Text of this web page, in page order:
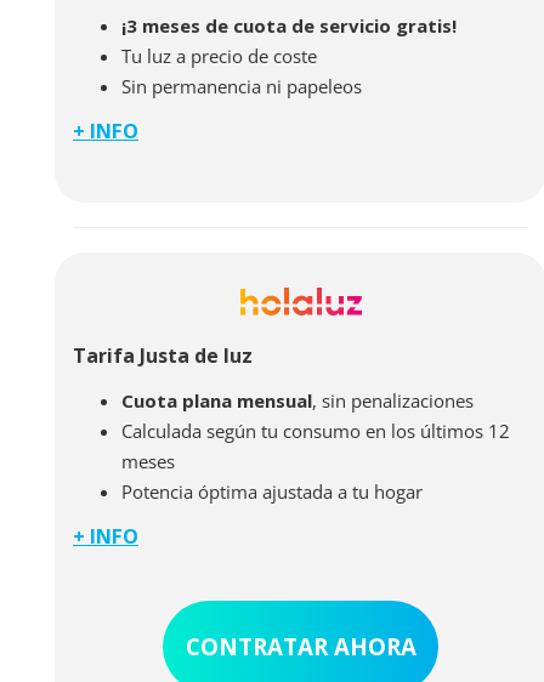
¡3 meses de cuota de servicio gratis!
Tu luz a precio de coste
Sin permanencia ni papeleos
Con Lucera pagarás siempre el precio mínimo del
máximo ahorro en tu factura.
+ INFO
Tarifa Justa de luz
Cuota plana mensual, sin penalizaciones
Calculada según tu consumo en los últimos 12
meses
Potencia óptima ajustada a tu hogar
La Tarifa Justa te permitirá contar con una tarifa plana
horarios para tu consumo de energía. La tecnología de
Holaluz permite calcular la mejor cuota para tu caso,
en base a tus hábitos de consumo. Podrás programar
+ INFO
CONTRATAR AHORA